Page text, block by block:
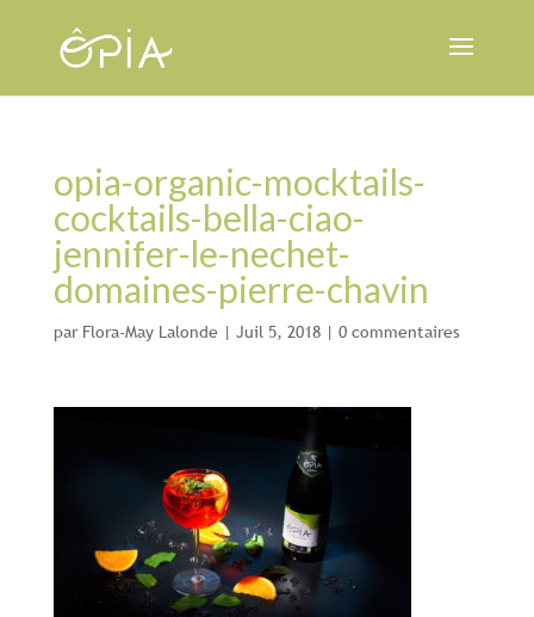
opia-organic-mocktails-
cocktails-bella-ciao-
jennifer-le-nechet-
domaines-pierre-chavin
par Flora-May Lalonde | Juil 5, 2018| 0 commentaires